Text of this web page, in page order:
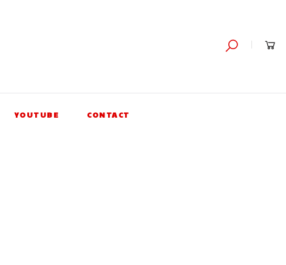
YOUTUBE CONTACT